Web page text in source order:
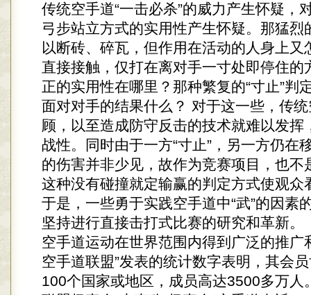
传统空手道“一击必杀”的威力产生怀疑，
弓步站立方式的实用性产生怀疑。那猛烈
以断砖、碎瓦，但作用在活动的人身上又
直接接触，仅打在离对手一寸处即停住的
正的实用性在哪里？那种繁复的“寸止”判
面对对手的结果什么？ 对于这一些，传
顾，以至造成防守反击的技术就难以发挥
战性。同时由于一方“寸止”，另一方仍在
的伤害并非少见，故作为竞赛项目，也不
这种没有碰撞就定输赢的判定方式使观众
于是，一些勇于实践空手道中“武”的因素
坚持进行直接击打式比赛的研究和革新。
空手道运动在世界范围内得到广泛的推广
空手道联盟”发表的统计数字表明，其会
100个国家或地区，成员高达3500多万人